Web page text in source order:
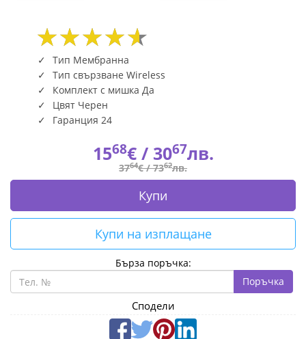
|
Fly.bg
Тип Мембранна
Тип свързване Wireless
Комплект с мишка Да
Цвят Черен
Гаранция 24
1568€ / 3067лв.
3764€ /7362лв.
Купи
Купи на изплащане
Бърза поръчка:
Поръчка
Сподели